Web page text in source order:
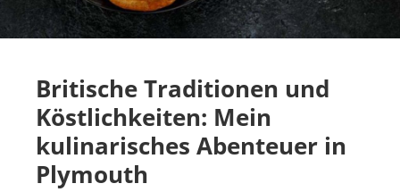
Britische Traditionen und
Köstlichkeiten: Mein
kulinarisches Abenteuer in
Plymouth